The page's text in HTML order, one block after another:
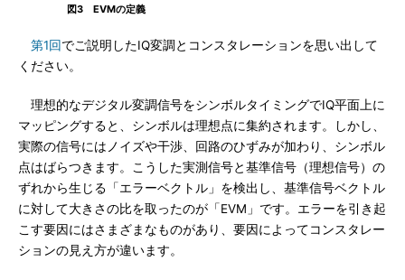
図3 EVMの定義
第1回でご説明したIQ変調とコンスタレーションを思い出して
ください。
理想的なデジタル変調信号をシンボルタイミングでIQ平面上に
マッピングすると、シンボルは理想点に集約されます。しかし、
実際の信号にはノイズや干渉、回路のひずみが加わり、シンボル
点はばらつきます。こうした実測信号と基準信号（理想信号）の
ずれから生じる「エラーベクトル」を検出し、基準信号ベクトル
に対して大きさの比を取ったのが「EVM」です。エラーを引き起
こす要因にはさまざまなものがあり、要因によってコンスタレー
ションの見え方が違います。